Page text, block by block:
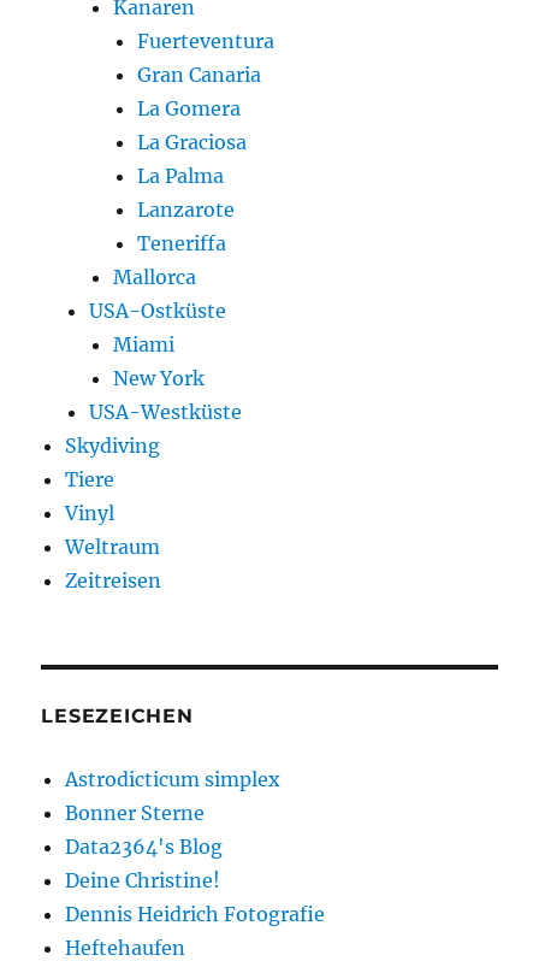
Kanaren
Fuerteventura
Gran Canaria
La Gomera
La Graciosa
La Palma
Lanzarote
Teneriffa
Mallorca
USA-Ostküste
Miami
New York
USA-Westküste
Skydiving
Tiere
Vinyl
Weltraum
Zeitreisen
LESEZEICHEN
Astrodicticum simplex
Bonner Sterne
Data2364's Blog
Deine Christine!
Dennis Heidrich Fotografie
Heftehaufen